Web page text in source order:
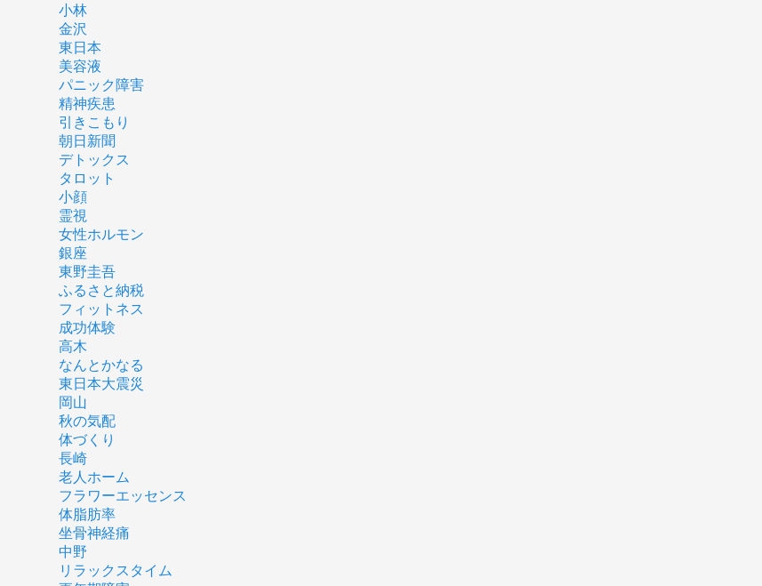
小林
金沢
東日本
美容液
パニック障害
精神疾患
引きこもり
朝日新聞
デトックス
タロット
小顔
霊視
女性ホルモン
銀座
東野圭吾
ふるさと納税
フィットネス
成功体験
高木
なんとかなる
東日本大震災
岡山
秋の気配
体づくり
長崎
老人ホーム
フラワーエッセンス
体脂肪率
坐骨神経痛
中野
リラックスタイム